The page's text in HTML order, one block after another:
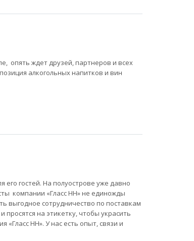
опять ждет друзей, партнеров и всех
алкогольных напитков и вин
гостей. На полуострове уже давно
компании «Гласс НН» не единожды
выгодное сотрудничество по поставкам
на этикетку, чтобы украсить
«Гласс НН». У нас есть опыт, связи и